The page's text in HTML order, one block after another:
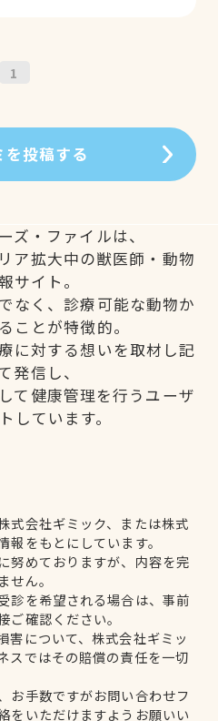
さるので安心です。
1
を投稿する
ズ・ファイルは、
ア拡大中の獣医師・動物
サイト。
なく、診療可能な動物か
ことが特徴的。
に対する想いを取材し記
発信し、
て健康管理を行うユーザ
しています。
式会社ギミック、または株式
をもとにしています。
努めておりますが、内容を完
せん。
診を希望される場合は、事前
ご確認ください。
害について、株式会社ギミッ
スではその賠償の責任を一切
お手数ですがお問い合わせフ
をいただけますようお願いい